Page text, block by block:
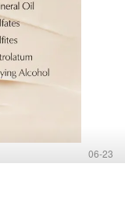
06-23